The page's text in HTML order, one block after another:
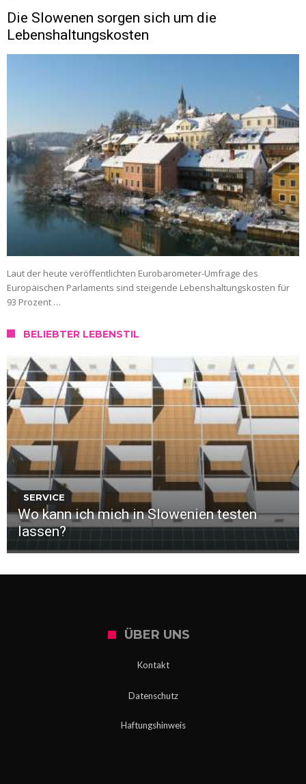
Die Slowenen sorgen sich um die
Lebenshaltungskosten
Laut der heute veröffentlichten Eurobarometer-Umfrage des
Europäischen Parlaments sind steigende Lebenshaltungskosten für
93 Prozent …
BELIEBTER LEBENSTIL
SERVICE
Wo kann ich mich in Slowenien testen
lassen?
ÜBER UNS
Kontakt
Datenschutz
Haftungshinweis